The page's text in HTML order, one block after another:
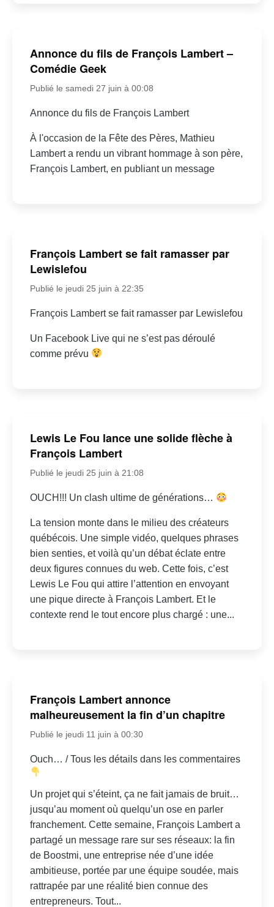
Annonce du fils de François Lambert –
Comédie Geek
Publié le samedi 27 juin à 00:08
Annonce du fils de François Lambert
À l'occasion de la Fête des Pères, Mathieu
Lambert a rendu un vibrant hommage à son père,
François Lambert, en publiant un message
François Lambert se fait ramasser par
Lewislefou
Publié le jeudi 25 juin à 22:35
François Lambert se fait ramasser par Lewislefou
Un Facebook Live qui ne s’est pas déroulé
comme prévu
Lewis Le Fou lance une solide flèche à
François Lambert
Publié le jeudi 25 juin à 21:08
OUCH!!! Un clash ultime de générations…
La tension monte dans le milieu des créateurs
québécois. Une simple vidéo, quelques phrases
bien senties, et voilà qu’un débat éclate entre
deux figures connues du web. Cette fois, c’est
Lewis Le Fou qui attire l’attention en envoyant
une pique directe à François Lambert. Et le
contexte rend le tout encore plus chargé : une...
François Lambert annonce
malheureusement la fin d’un chapitre
Publié le jeudi 11 juin à 00:30
Ouch… / Tous les détails dans les commentaires
Un projet qui s’éteint, ça ne fait jamais de bruit…
jusqu’au moment où quelqu’un ose en parler
franchement. Cette semaine, François Lambert a
partagé un message rare sur ses réseaux: la fin
de Boostmi, une entreprise née d’une idée
ambitieuse, portée par une équipe soudée, mais
rattrapée par une réalité bien connue des
entrepreneurs. Tout...